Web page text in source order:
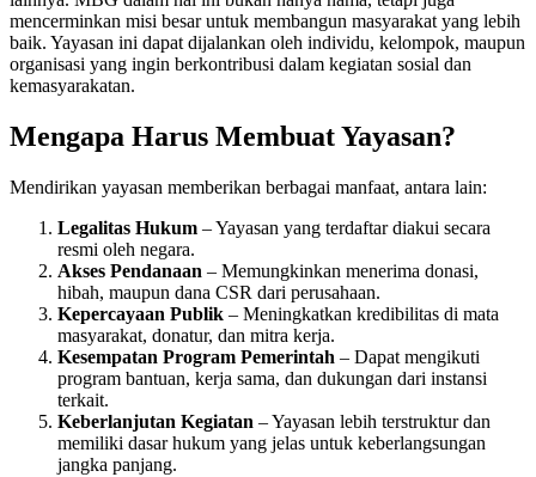
mencerminkan misi besar untuk membangun masyarakat yang lebih
baik. Yayasan ini dapat dijalankan oleh individu, kelompok, maupun
organisasi yang ingin berkontribusi dalam kegiatan sosial dan
kemasyarakatan.
Mengapa Harus Membuat Yayasan?
Mendirikan yayasan memberikan berbagai manfaat, antara lain:
Legalitas Hukum – Yayasan yang terdaftar diakui secara
resmi oleh negara.
Akses Pendanaan – Memungkinkan menerima donasi,
hibah, maupun dana CSR dari perusahaan.
Kepercayaan Publik – Meningkatkan kredibilitas di mata
masyarakat, donatur, dan mitra kerja.
Kesempatan Program Pemerintah – Dapat mengikuti
program bantuan, kerja sama, dan dukungan dari instansi
terkait.
Keberlanjutan Kegiatan – Yayasan lebih terstruktur dan
memiliki dasar hukum yang jelas untuk keberlangsungan
jangka panjang.